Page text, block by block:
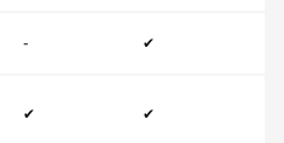
- ✔
✔ ✔